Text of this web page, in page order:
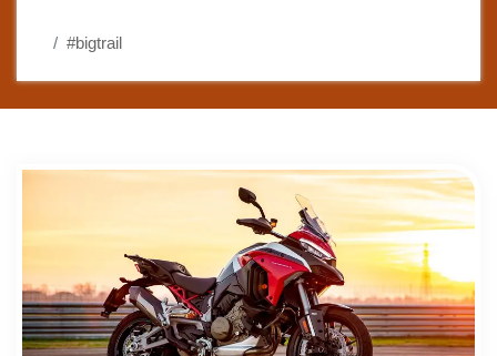
#bigtrail